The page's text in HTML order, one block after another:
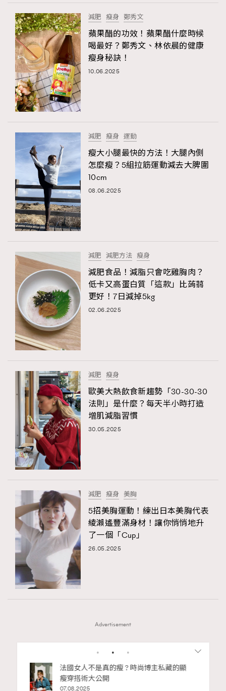
減肥 瘦身 鄭秀文
蘋果醋的功效！蘋果醋什麼時候
喝最好？鄭秀文、林依晨的健康
瘦身秘訣！
10.06.2025
減肥 瘦身 運動
瘦大小腿最快的方法！大腿內側
怎麼瘦？5組拉筋運動減去大脾圍
10cm
08.06.2025
減肥 減肥方法 瘦身
減肥食品！減脂只會吃雞胸肉？
低卡又高蛋白質「這款」比蒟蒻
更好！7日減掉5kg
02.06.2025
減肥 瘦身
歐美大熱飲食新趨勢「30-30-30
法則」是什麼？每天半小時打造
增肌減脂習慣
30.05.2025
減肥 瘦身 美胸
5招美胸運動！練出日本美胸代表
綾瀨遙豐滿身材！讓你悄悄地升
了一個「Cup」
26.05.2025
Advertisement
1 2
主私藏的顯
別再用酒精消毒皮革！6個清潔手袋小技
巧，讓你更愛惜你的手袋
02.06.2025